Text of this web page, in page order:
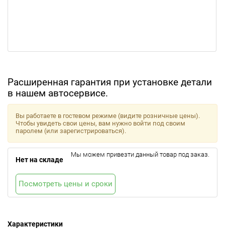
Расширенная гарантия при установке детали
в нашем автосервисе.
Характеристики
Вы работаете в гостевом режиме (видите розничные цены).
Чтобы увидеть свои цены, вам нужно войти под своим
паролем (или зарегистрироваться).
Нет на складе
Мы можем привезти данный товар под заказ.
Посмотреть цены и сроки